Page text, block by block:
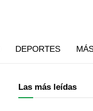
DEPORTES
Las más leídas